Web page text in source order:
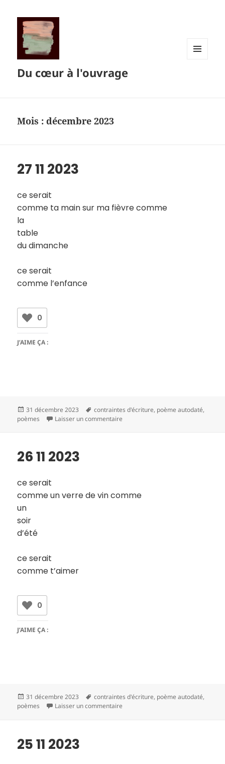
Du cœur à l'ouvrage
Mois :décembre 2023
27 11 2023
ce serait
comme ta main sur ma fièvre comme
la
table
du dimanche
ce serait
comme l’enfance
0
J’AIME ÇA :
Publié
le
31 décembre 2023
Mots-
clés
contraintes d'écriture, poème autodaté,
poèmes
Laisser un commentaire
26 11 2023
ce serait
comme un verre de vin comme
un
soir
d’été
ce serait
comme t’aimer
0
J’AIME ÇA :
Publié
le
31 décembre 2023
Mots-
clés
contraintes d'écriture, poème autodaté,
poèmes
Laisser un commentaire
25 11 2023